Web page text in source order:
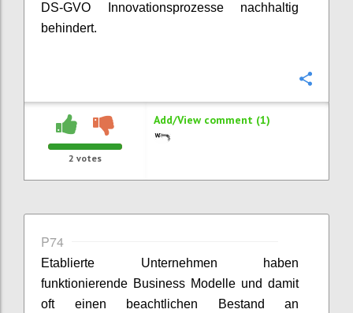
DS-GVO Innovationsprozesse nachhaltig
behindert.
2 votes
Add/View comment (1)
P74
Etablierte Unternehmen haben
funktionierende Business Modelle und damit
oft einen beachtlichen Bestand an